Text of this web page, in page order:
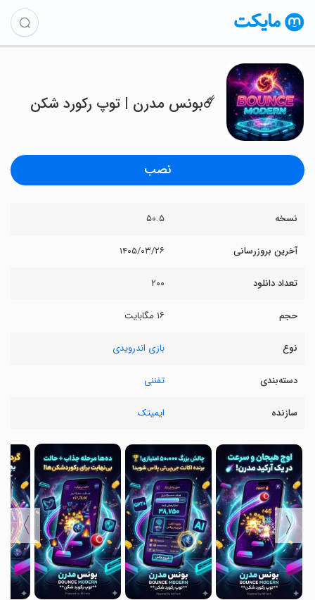
‏‏☄️بونس مدرن | توپ رکورد شکن
نصب
نسخه ۵۰.۵
آخرین بروزرسانی ۱۴۰۵/۰۳/۲۶
تعداد دانلود ۲۰۰
حجم ۱۶ مگابایت
نوع بازی اندرویدی
دسته‌بندی تفننی
سازنده ایمیتک
〈
〉